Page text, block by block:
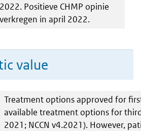
2022. Positieve CHMP opinie
verkregen in april 2022.
value
Treatment options approved for
available treatment options for
2021; NCCN v4.2021). However,